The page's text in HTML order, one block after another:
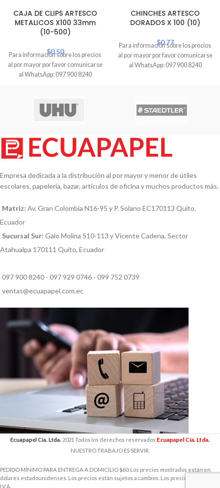
CAJA DE CLIPS ARTESCO
METALICOS X100 33mm
(10-500)
$0.50
Para información sobre los precios
al por mayor por favor comunicarse
al WhatsApp: 097 900 8240
CHINCHES ARTESCO
DORADOS X 100 (10)
$0.77
Para información sobre los precios
al por mayor por favor comunicarse
al WhatsApp: 097 900 8240
Empresa dedicada a la distribución al por mayor y menor de útiles
escolares, papelería, bazar, artículos de oficina y muchos productos más.
Matriz: Av. Gran Colombia N16-95 y P. Solano EC170113 Quito,
Ecuador
Sucursal Sur: Galo Molina S10-113 y Vicente Cadena, Sector
Atahualpa 170111 Quito, Ecuador
097 900 8240 - 097 929 0746 - 099 752 0739
ventas@ecuapapel.com.ec
Ecuapapel Cía. Ltda. 2021 Todos los derechos reservados Ecuapapel Cía. Ltda.
NUESTRO TRABAJO ES SERVIR.
PEDIDO MÍNIMO PARA ENTREGA A DOMICILIO $60. Los precios mostrados están en
dólares estadounidenses. Los precios están sujetos a cambios. Los precios incluyen
I.V.A.